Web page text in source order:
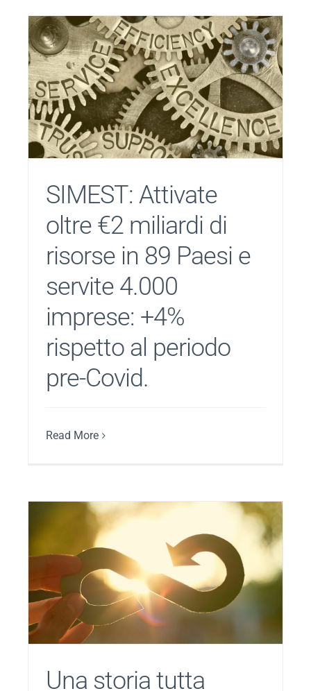
SIMEST: Attivate
oltre €2 miliardi di
risorse in 89 Paesi e
servite 4.000
imprese: +4%
rispetto al periodo
pre-Covid.
Read More
Una storia tutta